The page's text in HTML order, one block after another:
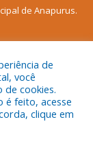
de Anapurus.
de
você
cookies.
é feito, acesse
clique em